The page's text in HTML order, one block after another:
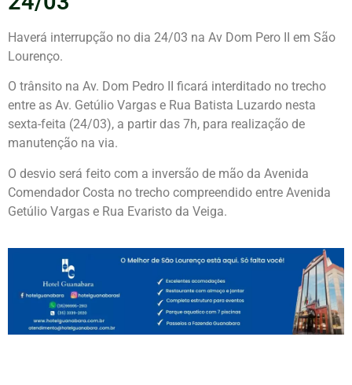
Haverá interrupção no dia 24/03 na Av Dom Pero II em São
Lourenço.
O trânsito na Av. Dom Pedro II ficará interditado no trecho
entre as Av. Getúlio Vargas e Rua Batista Luzardo nesta
sexta-feita (24/03), a partir das 7h, para realização de
manutenção na via.
O desvio será feito com a inversão de mão da Avenida
Comendador Costa no trecho compreendido entre Avenida
Getúlio Vargas e Rua Evaristo da Veiga.